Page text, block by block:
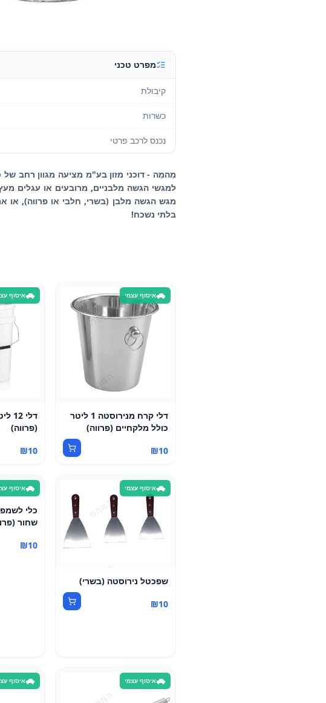
מפרט טכני
קיבולת
כשרות
נכנס לרכב פרטי
מֵהמֵה - דוכני מזון בע"מ מציעה מגוון רחב
למגשי הגשה מלבניים, מרובעים או עגלים
מגש הגשה מלבן (בשרי, חלבי או פרווה), או
בלתי נשכח!
איסוף עצמי
דלי קרח מנירוסטה 1 ליטר
כולל מלקחיים (פרווה)
₪10
איסוף
(פרווה)
₪10
איסוף עצמי
שפכטל נירוסטה (בשרי)
₪10
איסוף
כלי
שחור (פרווה),
₪10
איסוף עצמי איסוף